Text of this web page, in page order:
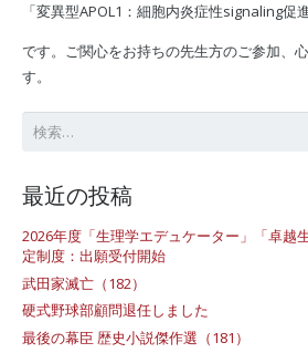
「変異型APOL1：細胞内炎症性signaling促
です。ご関心をお持ちの先生方のご参加、
す。
最近の投稿
2026年度「生理学エデュケーター」「卓越
定制度：出願受付開始
武田家滅亡（182）
硬式野球部顧問退任しました
最後の幕臣 歴史小説傑作選（181）